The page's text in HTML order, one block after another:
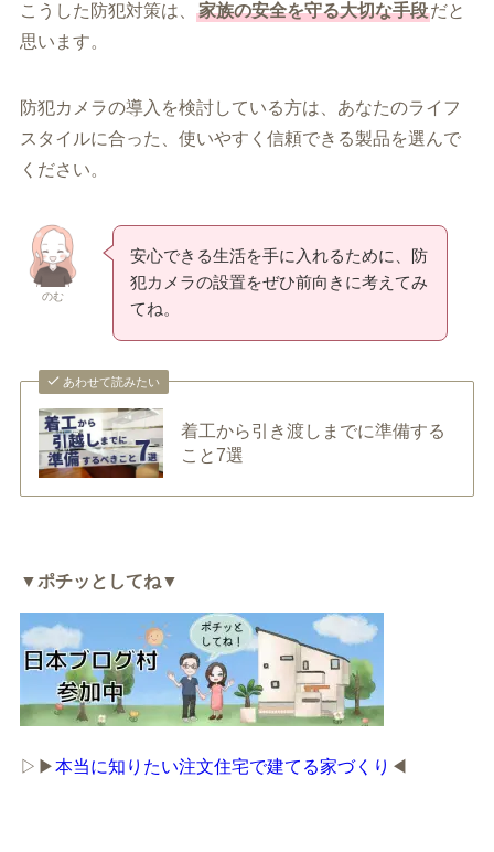
こうした防犯対策は、 家族の安全を守る大切な手段だと
思います。
防犯カメラの導入を検討している方は、あなたのライフ
スタイルに合った、使いやすく信頼できる製品を選んで
ください。
のむ
安心できる生活を手に入れるために、防
犯カメラの設置をぜひ前向きに考えてみ
てね。
あわせて読みたい
着工から引き渡しまでに準備する
こと7選
▼ポチッとしてね▼
▷▶本当に知りたい注文住宅で建てる家づくり ◀